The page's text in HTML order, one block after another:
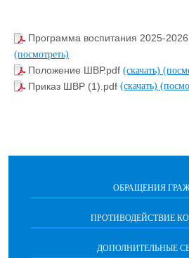
Программа воспитания 2025-2026
(посмотреть)
Положение ШВР.pdf (скачать)
Приказ ШВР (1).pdf (скачать)
ОБРАЩЕНИЯ
ПРОТИВОДЕЙСТВИЕ
ДОПОЛНИТЕЛЬНЫЕ